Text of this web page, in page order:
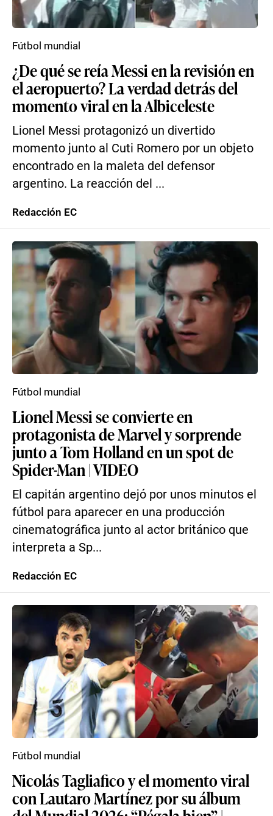
¿De qué se reía Messi en la revisión en
el aeropuerto? La verdad detrás del
momento viral en la Albiceleste
Lionel Messi protagonizó un divertido
momento junto al Cuti Romero por un objeto
encontrado en la maleta del defensor
argentino. La reacción del ...
Fútbol mundial
Redacción EC
Lionel Messi se convierte en
protagonista de Marvel y sorprende
junto a Tom Holland en un spot de
Spider-Man | VIDEO
El capitán argentino dejó por unos minutos el
fútbol para aparecer en una producción
cinematográfica junto al actor británico que
interpreta a Sp...
Fútbol mundial
Redacción EC
Nicolás Tagliafico y el momento viral
con Lautaro Martínez por su álbum
Fútbol mundial